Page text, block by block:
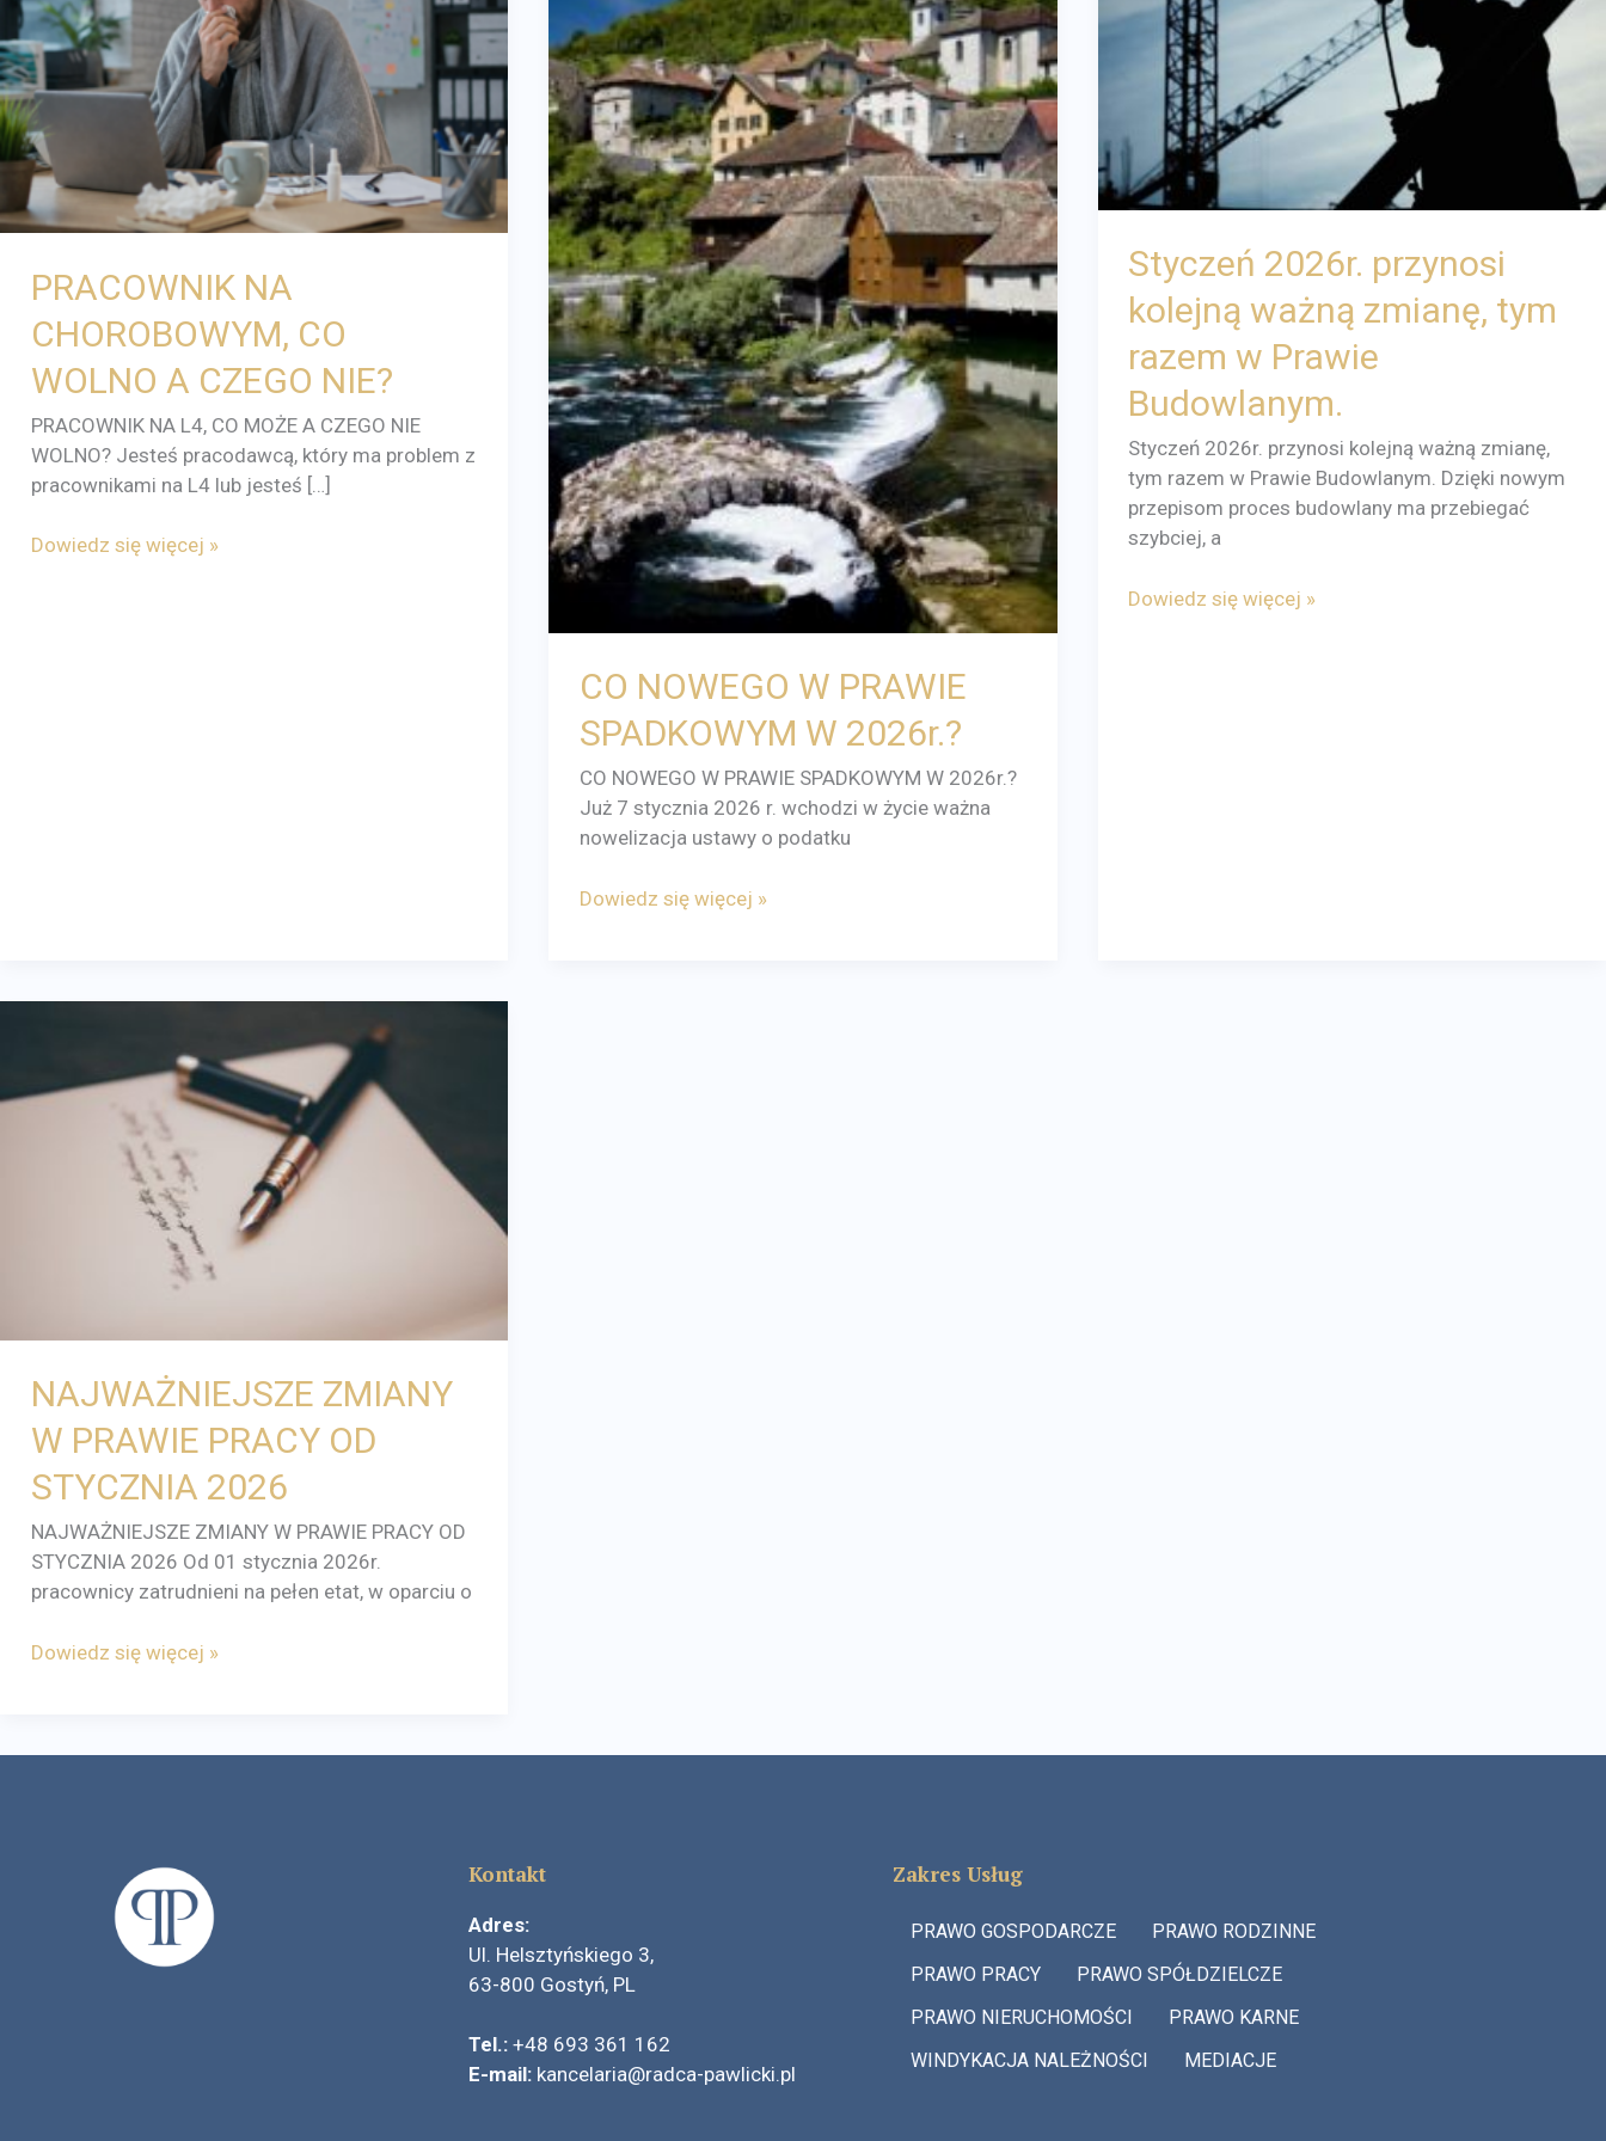
PRACOWNIK NA
CHOROBOWYM, CO
WOLNO A CZEGO NIE?
PRACOWNIK NA L4, CO MOŻE A CZEGO NIE
WOLNO? Jesteś pracodawcą, który ma problem z
pracownikami na L4 lub jesteś […]
A
CZEGO
NIE?
Dowiedz się więcej »
CO NOWEGO W PRAWIE
SPADKOWYM W 2026r.?
CO NOWEGO W PRAWIE SPADKOWYM W 2026r.?
Już 7 stycznia 2026 r. wchodzi w życie ważna
nowelizacja ustawy o podatku
W
2026r.?
Dowiedz się więcej »
Styczeń 2026r. przynosi
kolejną ważną zmianę, tym
razem w Prawie
Budowlanym.
Styczeń 2026r. przynosi kolejną ważną zmianę,
tym razem w Prawie Budowlanym. Dzięki nowym
przepisom proces budowlany ma przebiegać
szybciej, a
razem
Prawie
Budowlanym.
Dowiedz się więcej »
NAJWAŻNIEJSZE ZMIANY
W PRAWIE PRACY OD
STYCZNIA 2026
NAJWAŻNIEJSZE ZMIANY W PRAWIE PRACY OD
STYCZNIA 2026 Od 01 stycznia 2026r.
pracownicy zatrudnieni na pełen etat, w oparciu o
PRAWIE
Dowiedz się więcej »
Kontakt
Adres:
Ul. Helsztyńskiego 3,
63-800 Gostyń, PL
Tel.: +48 693 361 162
E-mail: kancelaria@radca-pawlicki.pl
Zakres Usług
PRAWO GOSPODARCZE
PRAWO RODZINNE
PRAWO PRACY
PRAWO SPÓŁDZIELCZE
PRAWO NIERUCHOMOŚCI
PRAWO KARNE
WINDYKACJA NALEŻNOŚCI
MEDIACJE